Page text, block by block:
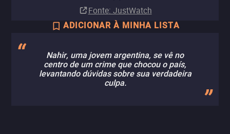
Fonte: JustWatch
ADICIONAR À MINHA LISTA
Nahir, uma jovem argentina, se vê no
centro de um crime que chocou o país,
levantando dúvidas sobre sua verdadeira
culpa.